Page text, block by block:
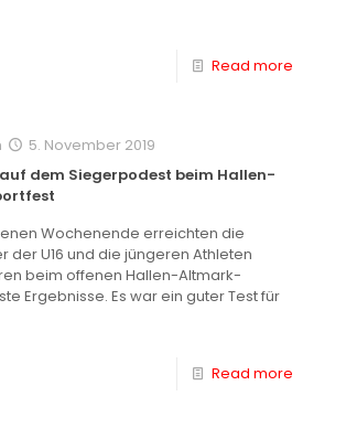
Read more
5. November 2019
dem Siegerpodest beim Hallen-
Wochenende erreichten die
der U16 und die jüngeren Athleten
beim offenen Hallen-Altmark-
Ergebnisse. Es war ein guter Test für
Read more